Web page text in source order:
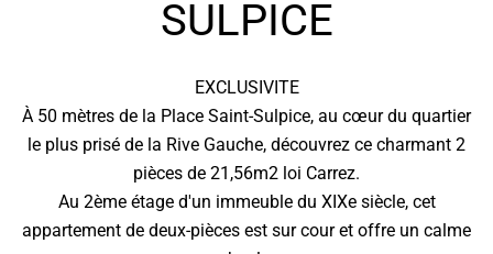
SULPICE
EXCLUSIVITE
À 50 mètres de la Place Saint-Sulpice, au cœur du quartier
le plus prisé de la Rive Gauche, découvrez ce charmant 2
pièces de 21,56m2 loi Carrez.
Au 2ème étage d'un immeuble du XIXe siècle, cet
appartement de deux-pièces est sur cour et offre un calme